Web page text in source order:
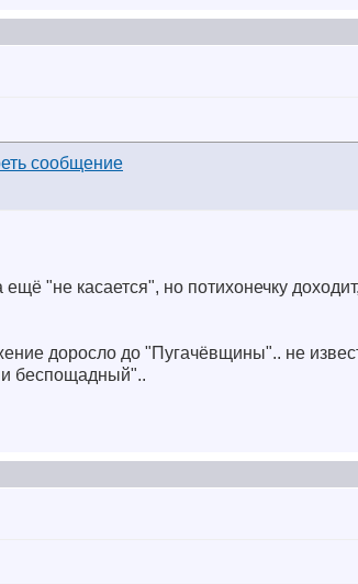
"не касается", но потихонечку
доросло до "Пугачёвщины".. не
и беспощадный"..